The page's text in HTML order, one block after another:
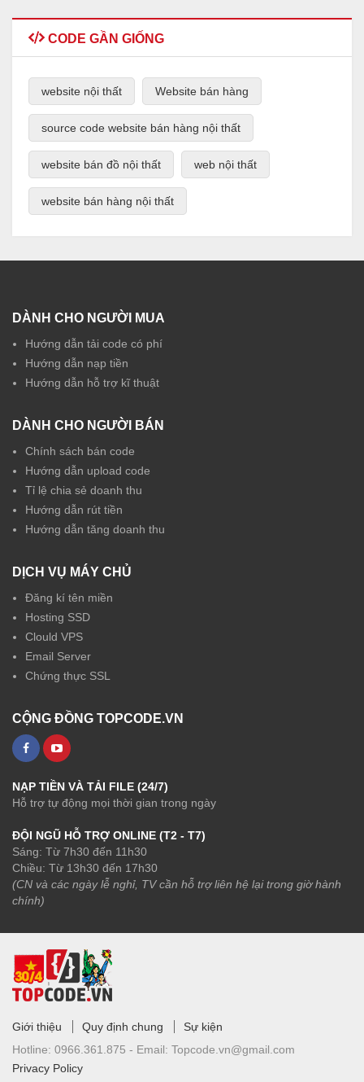
CODE GẦN GIỐNG
website nội thất Website bán hàng
source code website bán hàng nội thất
website bán đồ nội thất web nội thất
website bán hàng nội thất
DÀNH CHO NGƯỜI MUA
Hướng dẫn tải code có phí
Hướng dẫn nạp tiền
Hướng dẫn hỗ trợ kĩ thuật
DÀNH CHO NGƯỜI BÁN
Chính sách bán code
Hướng dẫn upload code
Tỉ lệ chia sẻ doanh thu
Hướng dẫn rút tiền
Hướng dẫn tăng doanh thu
DỊCH VỤ MÁY CHỦ
Đăng kí tên miền
Hosting SSD
Clould VPS
Email Server
Chứng thực SSL
CỘNG ĐỒNG TOPCODE.VN
NẠP TIỀN VÀ TẢI FILE (24/7)
Hỗ trợ tự động mọi thời gian trong ngày
ĐỘI NGŨ HỖ TRỢ ONLINE (T2 - T7)
Sáng: Từ 7h30 đến 11h30
Chiều: Từ 13h30 đến 17h30
(CN và các ngày lễ nghỉ, TV cần hỗ trợ liên hệ lại trong giờ hành
chính)
Giới thiệu Quy định chung
Sự kiện
Hotline: 0966.361.875 - Email: Topcode.vn@gmail.com
Privacy Policy